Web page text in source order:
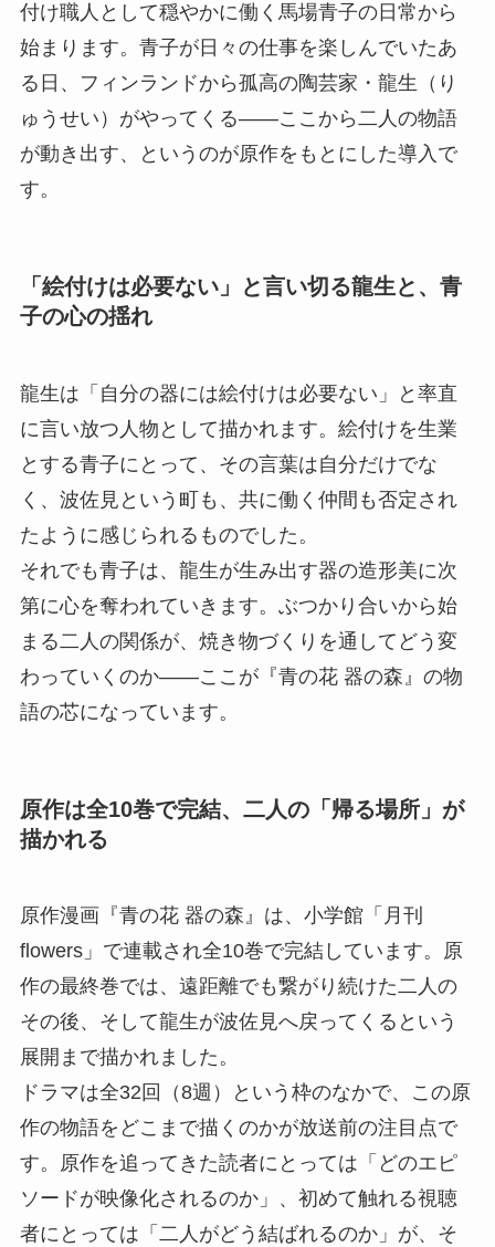
付け職人として穏やかに働く馬場青子の日常から
始まります。青子が日々の仕事を楽しんでいたあ
る日、フィンランドから孤高の陶芸家・龍生（り
ゅうせい）がやってくる——ここから二人の物語
が動き出す、というのが原作をもとにした導入で
す。
「絵付けは必要ない」と言い切る龍生と、青
子の心の揺れ
龍生は「自分の器には絵付けは必要ない」と率直
に言い放つ人物として描かれます。絵付けを生業
とする青子にとって、その言葉は自分だけでな
く、波佐見という町も、共に働く仲間も否定され
たように感じられるものでした。
それでも青子は、龍生が生み出す器の造形美に次
第に心を奪われていきます。ぶつかり合いから始
まる二人の関係が、焼き物づくりを通してどう変
わっていくのか——ここが『青の花 器の森』の物
語の芯になっています。
原作は全10巻で完結、二人の「帰る場所」が
描かれる
原作漫画『青の花 器の森』は、小学館「月刊
flowers」で連載され全10巻で完結しています。原
作の最終巻では、遠距離でも繋がり続けた二人の
その後、そして龍生が波佐見へ戻ってくるという
展開まで描かれました。
ドラマは全32回（8週）という枠のなかで、この原
作の物語をどこまで描くのかが放送前の注目点で
す。原作を追ってきた読者にとっては「どのエピ
ソードが映像化されるのか」、初めて触れる視聴
者にとっては「二人がどう結ばれるのか」が、そ